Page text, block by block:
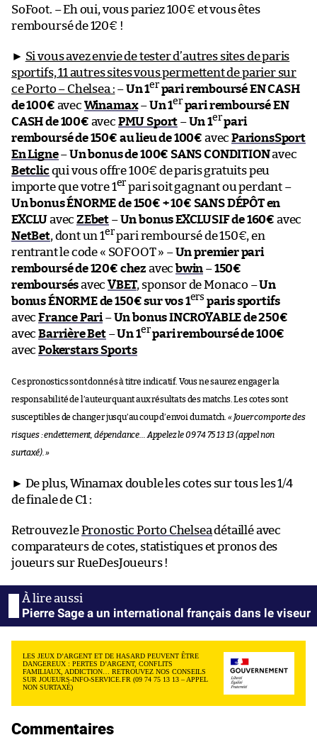
SoFoot. – Eh oui, vous pariez 100€ et vous êtes
remboursé de 120€ !
► Si vous avez envie de tester d’autres sites de paris
sportifs, 11 autres sites vous permettent de parier sur
ce Porto – Chelsea : –Un 1er pari remboursé EN CASH
de 100€ avec Winamax–Un 1er pari remboursé EN
CASH de 100€ avec PMU Sport –Un 1erpari
remboursé de 150€ au lieu de 100€ avec ParionsSport
En Ligne–Un bonus de 100€ SANS CONDITIONavec
Betclicqui vous offre 100€ de paris gratuits peu
importe que votre 1er pari soit gagnant ou perdant –
Un bonus ÉNORME de 150€ + 10€ SANS DÉPÔT en
EXCLUavecZEbet –Un bonus EXCLUSIF de 160€ avec
NetBet, dont un 1erpari remboursé de 150€, en
rentrant le code « SOFOOT » –Un premier pari
remboursé de 120€ chez avec bwin –150€
remboursésavecVBET, sponsor de Monaco –Un
bonus ÉNORME de 150€ sur vos 1ers paris sportifs
avecFrance Pari–Un bonus INCROYABLE de 250€
avecBarrière Bet–Un 1erpari remboursé de 100€
avecPokerstars Sports
Ces pronostics sont donnés à titre indicatif. Vous ne saurez engager la
responsabilité de l’auteur quant aux résultats des matchs. Les cotes sont
susceptibles de changer jusqu’au coup d’envoi du match. « Jouer comporte des
risques : endettement, dépendance… Appelez le 09 74 75 13 13 (appel non
surtaxé). »
► De plus, Winamax double les cotes sur tous les 1/4
de finale de C1 :
Retrouvez lePronostic Porto Chelseadétaillé avec
comparateurs de cotes, statistiques et pronos des
joueurs sur RueDesJoueurs !
Pierre Sage a un international français dans le viseur
LES JEUX D’ARGENT ET DE HASARD PEUVENT ÊTRE
DANGEREUX : PERTES D’ARGENT, CONFLITS
FAMILIAUX, ADDICTION… RETROUVEZ NOS CONSEILS
SUR JOUEURS-INFO-SERVICE.FR (09 74 75 13 13 – APPEL
NON SURTAXÉ)
Commentaires